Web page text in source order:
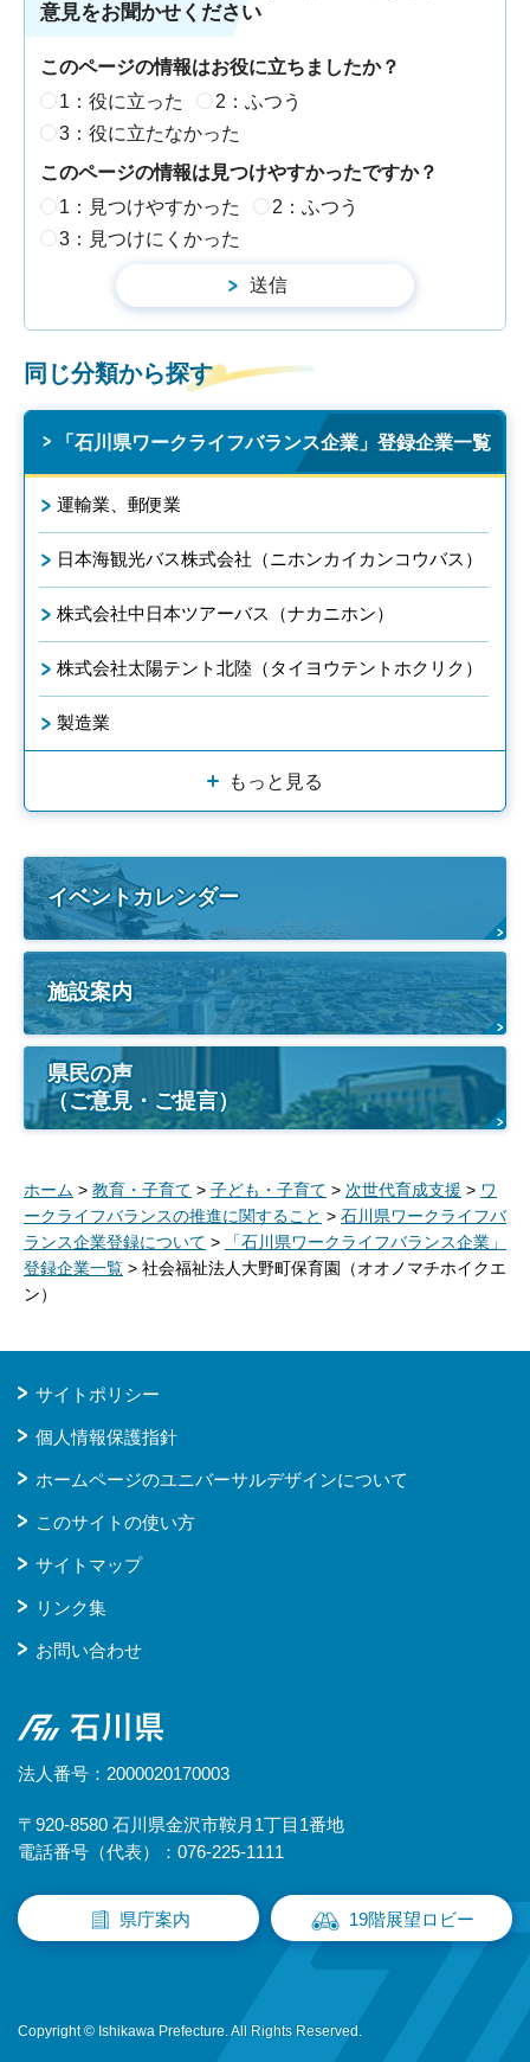
意見をお聞かせください
このページの情報はお役に立ちましたか？
1：役に立った
2：ふつう
3：役に立たなかった
このページの情報は見つけやすかったですか？
1：見つけやすかった
2：ふつう
3：見つけにくかった
同じ分類から探す
「石川県ワークライフバランス企業」登録企業一覧
運輸業、郵便業
日本海観光バス株式会社（ニホンカイカンコウバス）
株式会社中日本ツアーバス（ナカニホン）
株式会社太陽テント北陸（タイヨウテントホクリク）
製造業
もっと見る
イベントカレンダー
施設案内
県民の声
（ご意見・ご提言）
ホーム > 教育・子育て > 子ども・子育て > 次世代育成支援 > ワ
ークライフバランスの推進に関すること > 石川県ワークライフバ
ランス企業登録について >
「石川県ワークライフバランス企業」
登録企業一覧 > 社会福祉法人大野町保育園（オオノマチホイクエ
ン）
サイトポリシー
個人情報保護指針
ホームページのユニバーサルデザインについて
このサイトの使い方
サイトマップ
リンク集
お問い合わせ
石川県
法人番号：2000020170003
〒920-8580 石川県金沢市鞍月1丁目1番地
電話番号（代表）：076-225-1111
県庁案内 19階展望ロビー
Copyright © Ishikawa Prefecture. All Rights Reserved.